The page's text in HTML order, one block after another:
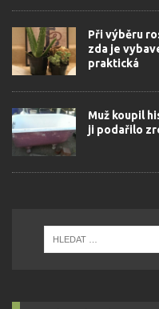
Při výběru
zda je
praktická
Muž koupil
ji podařilo